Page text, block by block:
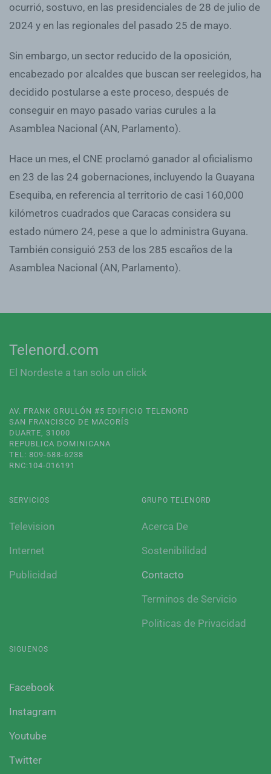
ocurrió, sostuvo, en las presidenciales de 28 de julio de
2024 y en las regionales del pasado 25 de mayo.
Sin embargo, un sector reducido de la oposición,
encabezado por alcaldes que buscan ser reelegidos, ha
decidido postularse a este proceso, después de
conseguir en mayo pasado varias curules a la
Asamblea Nacional (AN, Parlamento).
Hace un mes, el CNE proclamó ganador al oficialismo
en 23 de las 24 gobernaciones, incluyendo la Guayana
Esequiba, en referencia al territorio de casi 160,000
kilómetros cuadrados que Caracas considera su
estado número 24, pese a que lo administra Guyana.
También consiguió 253 de los 285 escaños de la
Asamblea Nacional (AN, Parlamento).
Telenord.com
El Nordeste a tan solo un click
AV. FRANK GRULLÓN #5 EDIFICIO TELENORD
SAN FRANCISCO DE MACORÍS
DUARTE, 31000
REPUBLICA DOMINICANA
TEL: 809-588-6238
RNC:104-016191
SERVICIOS
Television
Internet
Publicidad
GRUPO TELENORD
Acerca De
Sostenibilidad
Contacto
Terminos de Servicio
Politicas de Privacidad
SIGUENOS
Facebook
Instagram
Youtube
Twitter